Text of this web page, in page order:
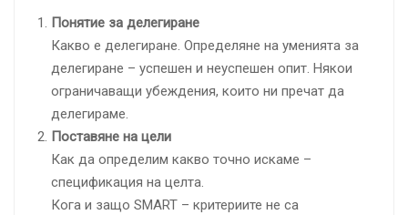
Понятие за делегиране
Какво е делегиране. Определяне на уменията за
делегиране – успешен и неуспешен опит. Някои
ограничаващи убеждения, които ни пречат да
делегираме.
Поставяне на цели
Как да определим какво точно искаме –
спецификация на целта.
Кога и защо SMART – критериите не са